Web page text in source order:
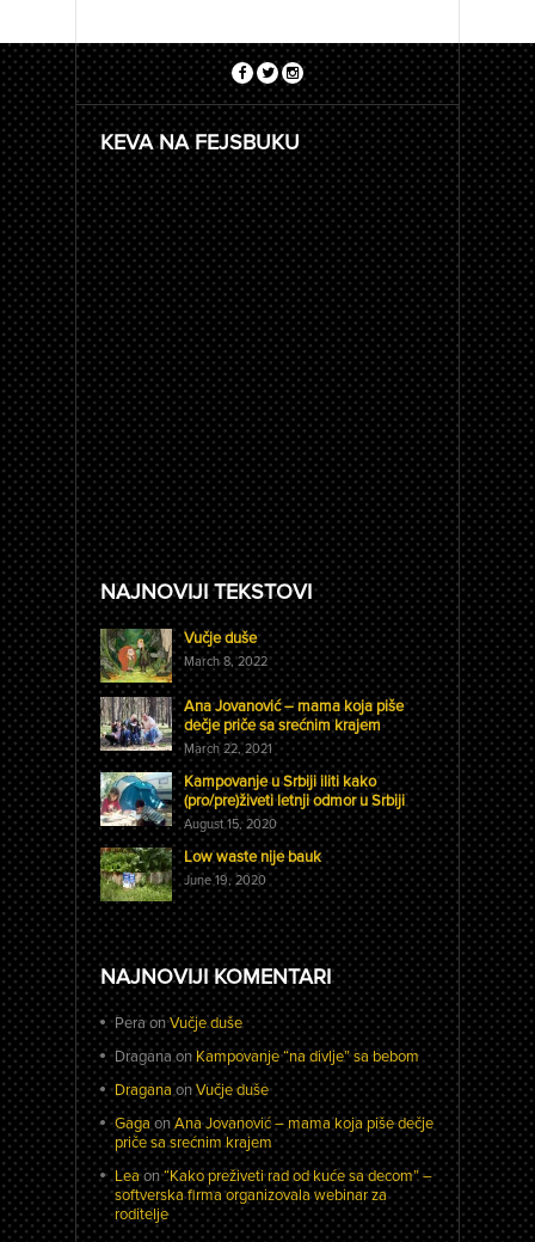
KEVA NA FEJSBUKU
NAJNOVIJI TEKSTOVI
Vučje duše
March 8, 2022
Ana Jovanović – mama koja piše
dečje priče sa srećnim krajem
March 22, 2021
Kampovanje u Srbiji iliti kako
(pro/pre)živeti letnji odmor u Srbiji
August 15, 2020
Low waste nije bauk
June 19, 2020
NAJNOVIJI KOMENTARI
PeraonVučje duše
DraganaonKampovanje “na divlje” sa bebom
DraganaonVučje duše
GagaonAna Jovanović – mama koja piše dečje
priče sa srećnim krajem
Leaon“Kako preživeti rad od kuće sa decom” –
softverska firma organizovala webinar za
roditelje